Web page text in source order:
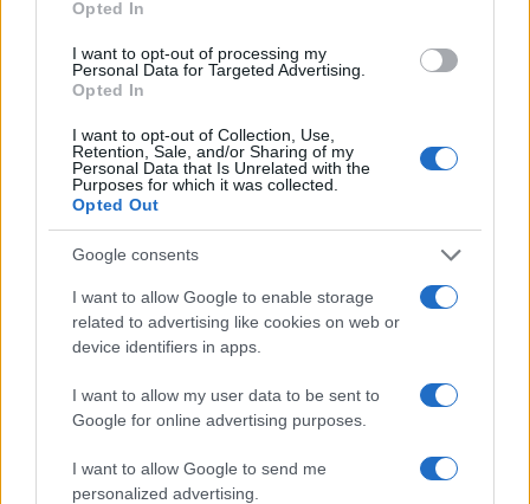
Opted In
I want to opt-out of processing my
Personal Data for Targeted Advertising.
Opted In
I want to opt-out of Collection, Use,
Retention, Sale, and/or Sharing of my
Personal Data that Is Unrelated with the
Purposes for which it was collected.
Opted Out
Google consents
I want to allow Google to enable storage
related to advertising like cookies on web or
device identifiers in apps.
I want to allow my user data to be sent to
Google for online advertising purposes.
I want to allow Google to send me
personalized advertising.
Sigue leyendo